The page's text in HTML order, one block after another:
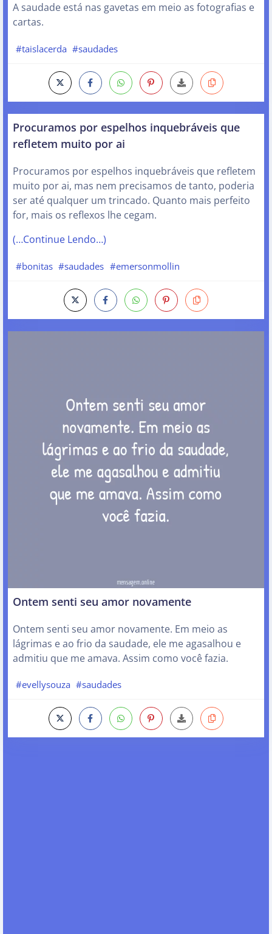
A saudade está nas gavetas em meio as fotografias e
cartas.
#taislacerda #saudades
Procuramos por espelhos inquebráveis que
refletem muito por ai
Procuramos por espelhos inquebráveis que refletem
muito por ai, mas nem precisamos de tanto, poderia
ser até qualquer um trincado. Quanto mais perfeito
for, mais os reflexos lhe cegam.
(…Continue Lendo…)
#bonitas #saudades #emersonmollin
Ontem senti seu amor novamente
Ontem senti seu amor novamente. Em meio as
lágrimas e ao frio da saudade, ele me agasalhou e
admitiu que me amava. Assim como você fazia.
#evellysouza #saudades